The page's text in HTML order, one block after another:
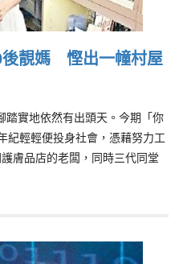
後靚媽 慳出一幢村屋
踏實地依然有出頭天。今期「你
紀輕輕便投身社會，憑藉努力工
膚品店的老闆，同時三代同堂